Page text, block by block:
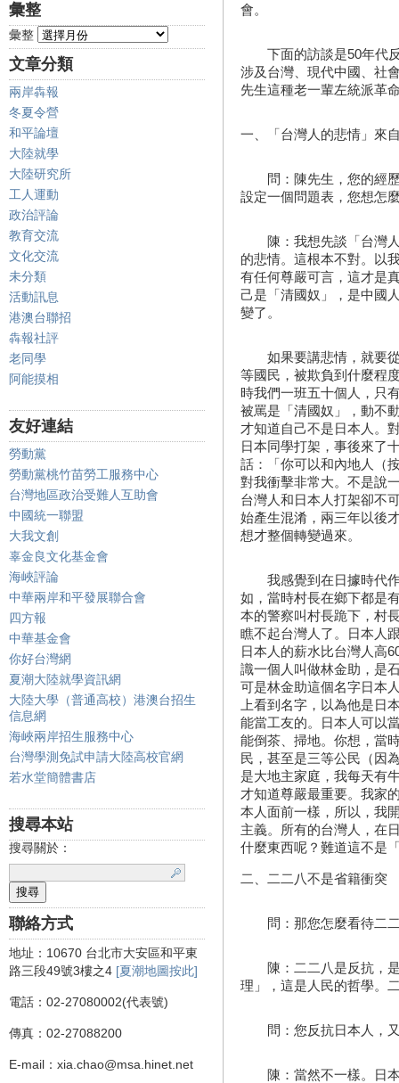
彙整
彙整
文章分類
兩岸犇報
冬夏令營
和平論壇
大陸就學
大陸研究所
工人運動
政治評論
教育交流
文化交流
未分類
活動訊息
港澳台聯招
犇報社評
老同學
阿能摸相
友好連結
勞動黨
勞動黨桃竹苗勞工服務中心
台灣地區政治受難人互助會
中國統一聯盟
大我文創
辜金良文化基金會
海峽評論
中華兩岸和平發展聯合會
四方報
中華基金會
你好台灣網
夏潮大陸就學資訊網
大陸大學（普通高校）港澳台招生
信息網
海峽兩岸招生服務中心
台灣學測免試申請大陸高校官網
若水堂簡體書店
搜尋本站
搜尋關於：
聯絡方式
地址：10670 台北市大安區和平東
路三段49號3樓之4 [夏潮地圖按此]
電話：02-27080002(代表號)
傳真：02-27088200
E-mail：xia.chao@msa.hinet.net
會。
下面的訪談是50年代反
涉及台灣、現代中國、社
先生這種老一輩左統派革
一、「台灣人的悲情」來
問：陳先生，您的經歷
設定一個問題表，您想怎
陳：我想先談「台灣人
的悲情。這根本不對。以
有任何尊嚴可言，這才是
己是「清國奴」，是中國
變了。
如果要講悲情，就要從
等國民，被欺負到什麼程
時我們一班五十個人，只
被罵是「清國奴」，動不
才知道自己不是日本人。
日本同學打架，事後來了
話：「你可以和內地人（
對我衝擊非常大。不是說
台灣人和日本人打架卻不
始產生混淆，兩三年以後
想才整個轉變過來。
我感覺到在日據時代作
如，當時村長在鄉下都是
本的警察叫村長跪下，村
瞧不起台灣人了。日本人
日本人的薪水比台灣人高
識一個人叫做林金助，是
可是林金助這個名字日本
上看到名字，以為他是日
能當工友的。日本人可以
能倒茶、掃地。你想，當
民，甚至是三等公民（因
是大地主家庭，我每天有
才知道尊嚴最重要。我家
本人面前一樣，所以，我
主義。所有的台灣人，在
什麼東西呢？難道這不是
二、二二八不是省籍衝突
問：那您怎麼看待二
陳：二二八是反抗，是
理」，這是人民的哲學。
問：您反抗日本人，又
陳：當然不一樣。日本